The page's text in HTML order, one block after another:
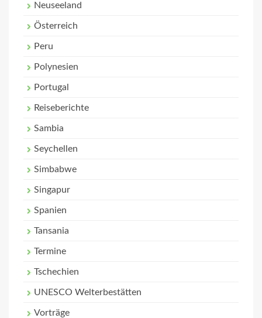
Neuseeland
Österreich
Peru
Polynesien
Portugal
Reiseberichte
Sambia
Seychellen
Simbabwe
Singapur
Spanien
Tansania
Termine
Tschechien
UNESCO Welterbestätten
Vorträge